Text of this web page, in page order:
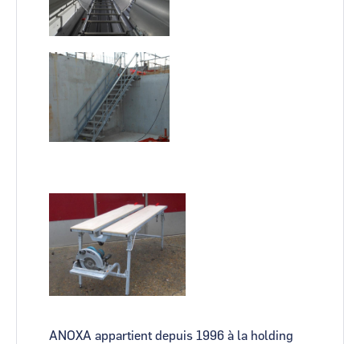
ANOXA appartient depuis 1996 à la holding